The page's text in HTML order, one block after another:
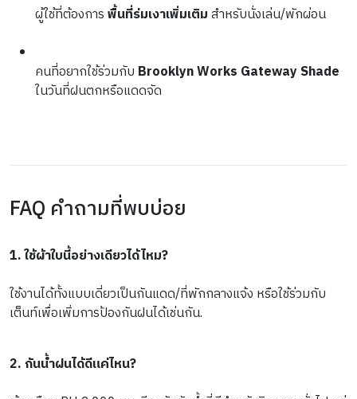
ผู้ใช้ที่ต้องการ พื้นที่ร่มเงาเพิ่มเติม
คนที่อยากใช้ร่วมกับ Brooklyn Works Gateway Shade
FAQ คำถามที่พบบ่อย
1. ใช้ผ้าใบนี้อย่างเดียวได้ไหม?
ใช้งานได้ทั้งแบบเดี่ยวเป็นกันแดด/ที่พักกลางแจ้ง หรือใช้ร่วมกับ
เต็นท์เพื่อเพิ่มการป้องกันฝนได้เช่นกัน.
2. กันน้ำฝนได้ดีแค่ไหน?